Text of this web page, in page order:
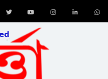
Youtube